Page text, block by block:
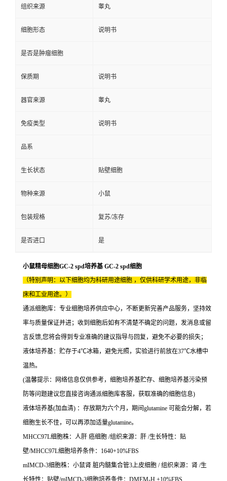
组织来源 睾丸
细胞形态 说明书
是否是肿瘤细胞
保质期 说明书
器官来源 睾丸
免疫类型 说明书
品系
生长状态 贴壁细胞
物种来源 小鼠
包装规格 复苏/冻存
是否进口 是
小鼠精母细胞GC-2 spd培养基 GC-2 spd细胞
（特别声明：以下细胞均为科研用途细胞 ，仅供科研学术用途，非临
床和工业用途。）
通派细胞库：专业细胞培养供应中心，不断更新完善产品服务，坚持效
率与质量保证并进；收到细胞后如有不清楚不确定的问题，发消息或留
言反馈,您将会得到专业准确的建议指导与回复，避免不必要的损失；
液体培养基：贮存于4℃冰箱，避免光照，实验进行前放在37℃水槽中
温热。
(温馨提示：网络信息仅供参考，细胞培养基贮存、细胞培养基污染预
防等问题建议您直接咨询通派细胞库客服，获取准确的细胞信息)
液体培养基(加血清) ：存放期为六个月，期间glutamine 可能会分解，若
细胞生长不佳，可以再添加适量glutamine。
MHCC97L细胞株：人肝 癌细胞 /组织来源：肝 /生长特性：贴
壁/MHCC97L细胞培养条件：1640+10%FBS
mIMCD-3细胞株：小鼠肾 脏内髓集合管3上皮细胞 / 组织来源：肾 /生
长特性：贴壁/mIMCD-3细胞培养条件：DMEM-H +10%FBS